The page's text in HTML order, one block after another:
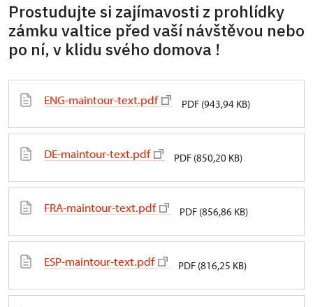
Prostudujte si zajímavosti z prohlídky
zámku valtice před vaší návštěvou nebo
po ní, v klidu svého domova !
ENG-maintour-text.pdf PDF (943,94 KB)
DE-maintour-text.pdf PDF (850,20 KB)
FRA-maintour-text.pdf PDF (856,86 KB)
ESP-maintour-text.pdf PDF (816,25 KB)